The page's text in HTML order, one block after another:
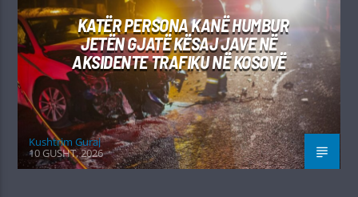
KATËR PERSONA KANË HUMBUR
JETËN GJATË KËSAJ JAVE NË
AKSIDENTE TRAFIKU NË KOSOVË
Kushtrim Guraj
10 GUSHT, 2026